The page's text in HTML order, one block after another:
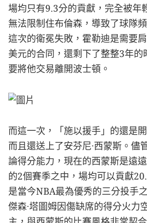
場均只有9.3分的貢獻，完全被年
無法限制住布倫森，導致了球隊
這次的衛冕失敗，霍勒迪是需要
美元的合同，還剩下了整整3年
要將他交易離開波士頓。
而這一次，「施以援手」的還是
而且還送上了安芬尼·西蒙斯。
論得分能力，現在的西蒙斯是遠
的2個賽季之中，場均可以貢獻
是當今NBA最為優秀的三分投手
傑森·塔圖姆因傷缺席的得分火力